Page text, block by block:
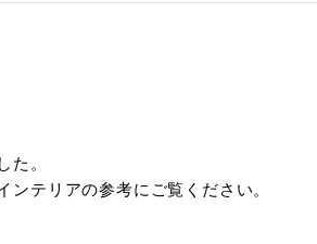
た。
テリアの参考にご覧ください。